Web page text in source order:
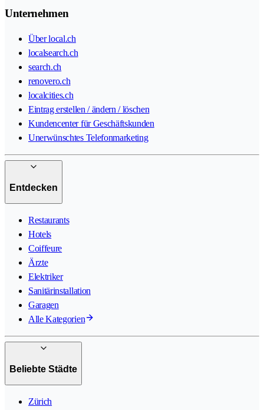
Unternehmen
Über local.ch
localsearch.ch
search.ch
renovero.ch
localcities.ch
Eintrag erstellen / ändern / löschen
Kundencenter für Geschäftskunden
Unerwünschtes Telefonmarketing
Entdecken
Restaurants
Hotels
Coiffeure
Ärzte
Elektriker
Sanitärinstallation
Garagen
Alle Kategorien
Beliebte Städte
Zürich